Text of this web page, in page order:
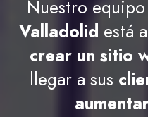
Nuestro
Valladolid está
crear un sitio
llegar a sus